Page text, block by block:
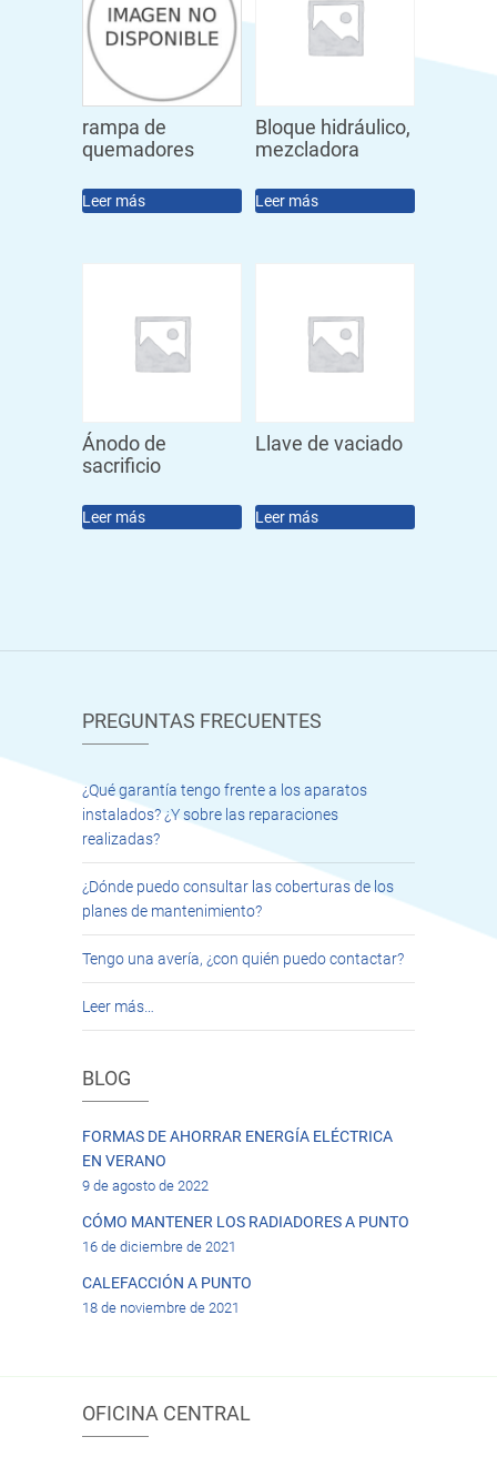
rampa de
quemadores
Leer más
Bloque hidráulico,
mezcladora
Leer más
Ánodo de
sacrificio
Leer más
Llave de vaciado
Leer más
PREGUNTAS FRECUENTES
¿Qué garantía tengo frente a los aparatos
instalados? ¿Y sobre las reparaciones
realizadas?
¿Dónde puedo consultar las coberturas de los
planes de mantenimiento?
Tengo una avería, ¿con quién puedo contactar?
Leer más…
BLOG
FORMAS DE AHORRAR ENERGÍA ELÉCTRICA
EN VERANO
9 de agosto de 2022
CÓMO MANTENER LOS RADIADORES A PUNTO
16 de diciembre de 2021
CALEFACCIÓN A PUNTO
18 de noviembre de 2021
OFICINA CENTRAL